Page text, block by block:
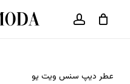
حساب کاربری
سبد خرید
عطر دیپ سنس ویت یو
بستن